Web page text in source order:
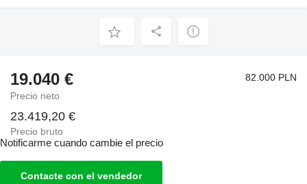
19.040 €
Precio neto
82.000 PLN
23.419,20 €
Precio bruto
Notificarme cuando cambie el precio
Contacte con el vendedor